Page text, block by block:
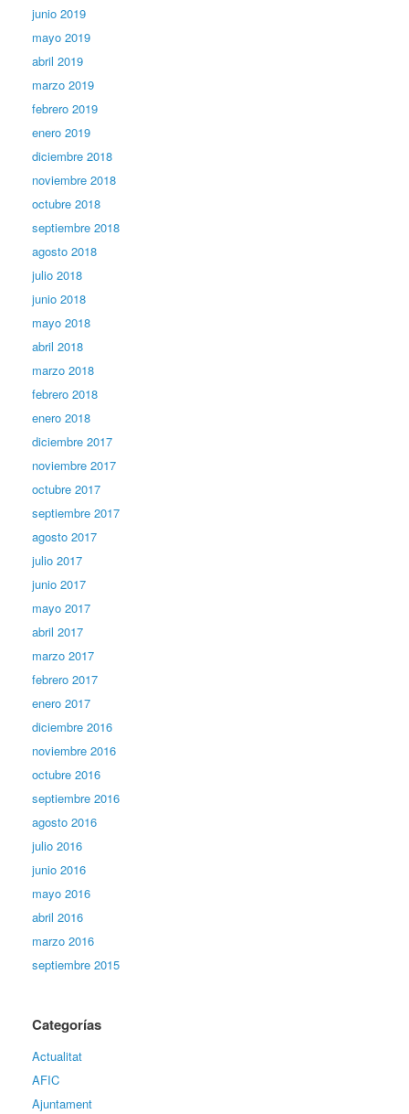
junio 2019
mayo 2019
abril 2019
marzo 2019
febrero 2019
enero 2019
diciembre 2018
noviembre 2018
octubre 2018
septiembre 2018
agosto 2018
julio 2018
junio 2018
mayo 2018
abril 2018
marzo 2018
febrero 2018
enero 2018
diciembre 2017
noviembre 2017
octubre 2017
septiembre 2017
agosto 2017
julio 2017
junio 2017
mayo 2017
abril 2017
marzo 2017
febrero 2017
enero 2017
diciembre 2016
noviembre 2016
octubre 2016
septiembre 2016
agosto 2016
julio 2016
junio 2016
mayo 2016
abril 2016
marzo 2016
septiembre 2015
Categorías
Actualitat
AFIC
Ajuntament